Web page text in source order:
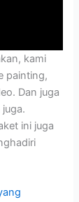
kami
painting,
Dan juga
juga.
ini juga